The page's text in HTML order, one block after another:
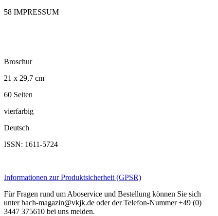
58 IMPRESSUM
Broschur
21 x 29,7 cm
60 Seiten
vierfarbig
Deutsch
ISSN: 1611-5724
Informationen zur Produktsicherheit (GPSR)
Für Fragen rund um Aboservice und Bestellung können Sie sich
unter bach-magazin@vkjk.de oder der Telefon-Nummer +49 (0)
3447 375610 bei uns melden.